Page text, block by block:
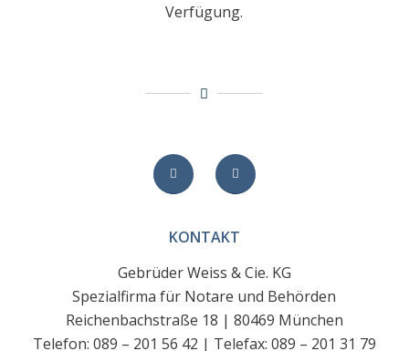
Verfügung.
KONTAKT
Gebrüder Weiss & Cie. KG
Spezialfirma für Notare und Behörden
Reichenbachstraße 18 | 80469 München
Telefon: 089 – 201 56 42 | Telefax: 089 – 201 31 79